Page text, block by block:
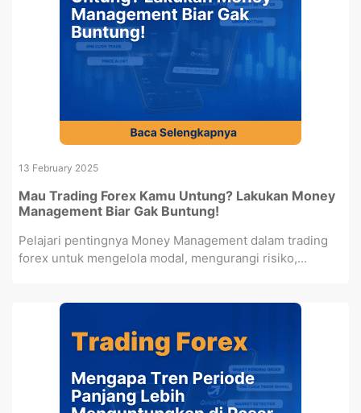
13 February 2025
Mau Trading Forex Kamu Untung? Lakukan Money
Management Biar Gak Buntung!
Pelajari pentingnya Money Management dalam trading
forex untuk mengelola modal, mengurangi risiko,...